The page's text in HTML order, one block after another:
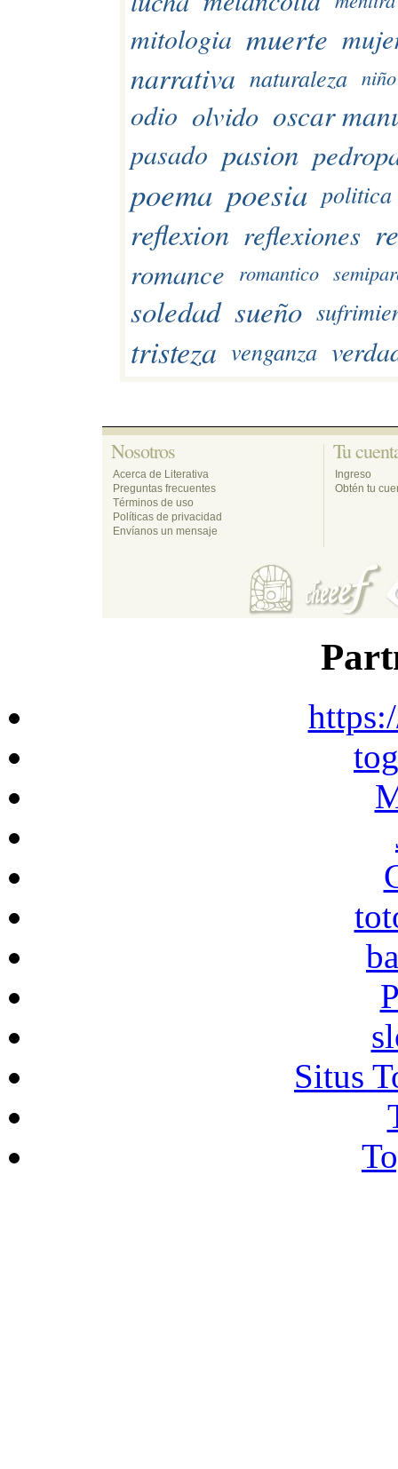
mitologia muerte
narrativa naturaleza niño
odio olvido oscar
pasado pasion
poema poesia politica
reflexion reflexiones
romance romantico
soledad sueño
tristeza venganza
Nosotros
Acerca de Literativa
Preguntas frecuentes
Términos de uso
Políticas de privacidad
Envíanos un mensaje
Tu
Ingreso
Obtén tu
Situs